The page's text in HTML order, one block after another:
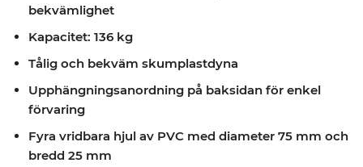
bekvämlighet
Kapacitet: 136 kg
Tålig och bekväm skumplastdyna
Upphängningsanordning på baksidan för enkel
förvaring
Fyra vridbara hjul av PVC med diameter 75 mm och
bredd 25 mm